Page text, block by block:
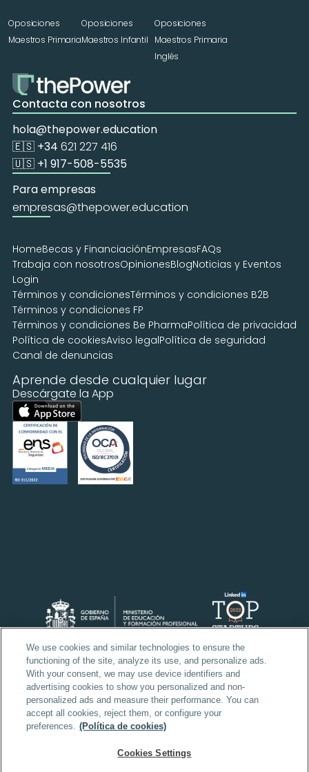
Oposiciones
Maestros Primaria
Oposiciones
Maestros Infantil
Oposiciones
Maestros Primaria
Inglés
Contacta con nosotros
hola@thepower.education
🇪🇸 +34 621 227 416
🇺🇸 +1 917-508-5535
Para empresas
empresas@thepower.education
HomeBecas y FinanciaciónEmpresasFAQs
Trabaja con nosotrosOpinionesBlogNoticias y Eventos
Login
Términos y condicionesTérminos y condiciones B2B
Términos y condiciones FP
Términos y condiciones Be PharmaPolítica de privacidad
Política de cookiesAviso legalPolítica de seguridad
Canal de denuncias
Aprende desde cualquier lugar
Descárgate la App
We use cookies and similar technologies to ensure the
functioning of the site, analyze its use, and personalize ads.
With your consent, we may use device identifiers and
advertising cookies to show you personalized and non-
personalized ads and measure their performance. You can
accept all cookies, reject them, or configure your
preferences. (Política de cookies)
Cookies Settings